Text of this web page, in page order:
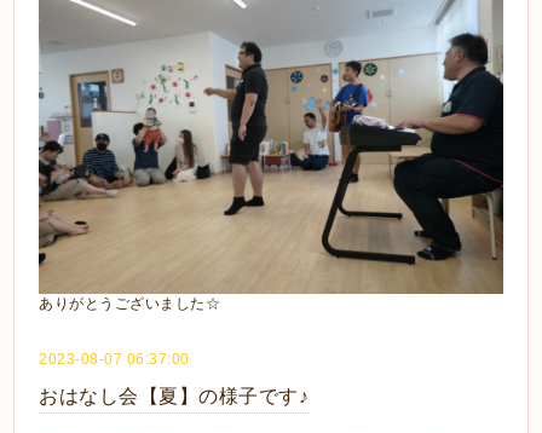
ありがとうございました☆
2023-08-07 06:37:00
おはなし会【夏】の様子です♪